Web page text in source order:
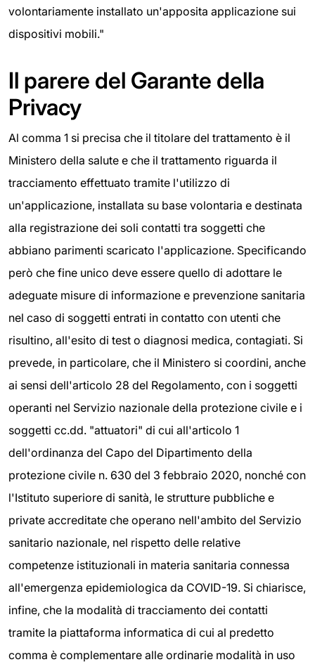
volontariamente installato un'apposita applicazione sui
dispositivi mobili."
Il parere del Garante della
Privacy
Al comma 1 si precisa che il titolare del trattamento è il
Ministero della salute e che il trattamento riguarda il
tracciamento effettuato tramite l'utilizzo di
un'applicazione, installata su base volontaria e destinata
alla registrazione dei soli contatti tra soggetti che
abbiano parimenti scaricato l'applicazione. Specificando
però che fine unico deve essere quello di adottare le
adeguate misure di informazione e prevenzione sanitaria
nel caso di soggetti entrati in contatto con utenti che
risultino, all'esito di test o diagnosi medica, contagiati. Si
prevede, in particolare, che il Ministero si coordini, anche
ai sensi dell'articolo 28 del Regolamento, con i soggetti
operanti nel Servizio nazionale della protezione civile e i
soggetti cc.dd. "attuatori" di cui all'articolo 1
dell'ordinanza del Capo del Dipartimento della
protezione civile n. 630 del 3 febbraio 2020, nonché con
l'Istituto superiore di sanità, le strutture pubbliche e
private accreditate che operano nell'ambito del Servizio
sanitario nazionale, nel rispetto delle relative
competenze istituzionali in materia sanitaria connessa
all'emergenza epidemiologica da COVID-19. Si chiarisce,
infine, che la modalità di tracciamento dei contatti
tramite la piattaforma informatica di cui al predetto
comma è complementare alle ordinarie modalità in uso